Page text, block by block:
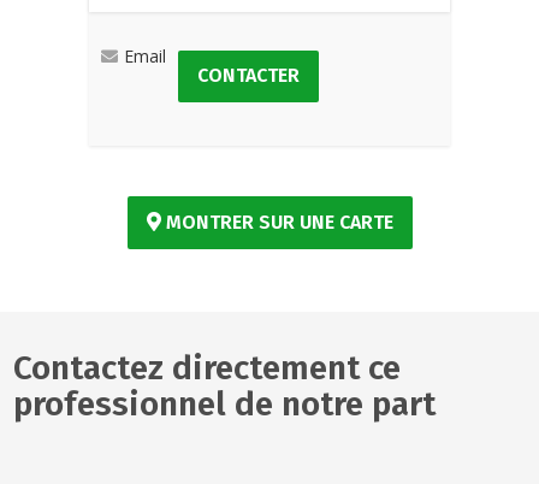
Email
CONTACTER
MONTRER SUR UNE CARTE
Contactez directement ce
professionnel de notre part